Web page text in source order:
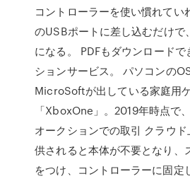
コントローラーを使い慣れてい
のUSBポートに差し込むだけで
になる。 PDFもダウンロード
ションサービス。 パソコンの
MicroSoftが出している家庭用
「XboxOne」。2019年時点で
オークションでの取引 クラウ
供されると本体が不要となり、
をつけ、コントローラーに固定